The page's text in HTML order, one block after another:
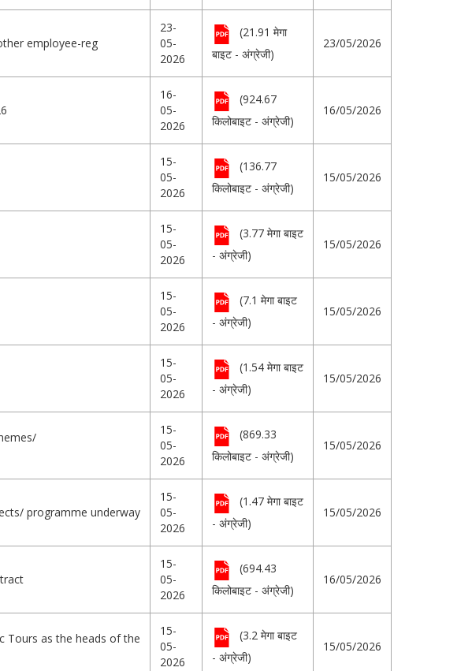
employee-reg
23-
05-
2026
(21.91 मेगा
बाइट - अंग्रेजी)
23/05/2026
16-
05-
2026
(924.67
किलोबाइट - अंग्रेजी)
16/05/2026
15-
05-
2026
(136.77
किलोबाइट - अंग्रेजी)
15/05/2026
15-
05-
2026
(3.77 मेगा बाइट
- अंग्रेजी)
15/05/2026
15-
05-
2026
(7.1 मेगा बाइट
- अंग्रेजी)
15/05/2026
15-
05-
2026
(1.54 मेगा बाइट
- अंग्रेजी)
15/05/2026
15-
05-
2026
(869.33
किलोबाइट - अंग्रेजी)
15/05/2026
programme underway
15-
05-
2026
(1.47 मेगा बाइट
- अंग्रेजी)
15/05/2026
15-
05-
2026
(694.43
किलोबाइट - अंग्रेजी)
16/05/2026
Tours as the heads of the
15-
05-
2026
(3.2 मेगा बाइट
- अंग्रेजी)
15/05/2026